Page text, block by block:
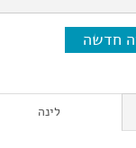
חדשה
לינה